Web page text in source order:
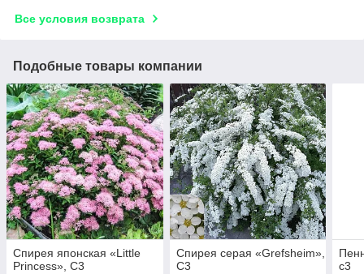
Все условия возврата
Подобные товары компании
Спирея японская «Little
Princess», С3
Спирея серая «Grefsheim»,
С3
с3